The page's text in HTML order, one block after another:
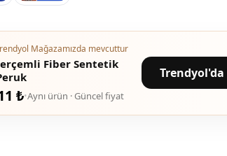
Mağazamızda mevcuttur
Fiber Sentetik
₺•Aynı ürün · Güncel fiyat